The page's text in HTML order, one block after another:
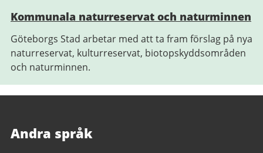
Kommunala naturreservat och naturminnen
Göteborgs Stad arbetar med att ta fram förslag på nya
naturreservat, kulturreservat, biotopskyddsområden
och naturminnen.
Andra språk